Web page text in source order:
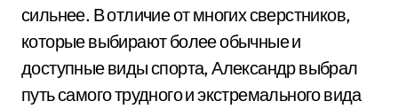
сильнее. В отличие от многих сверстников,
которые выбирают более обычные и
доступные виды спорта, Александр выбрал
путь самого трудного и экстремального вида